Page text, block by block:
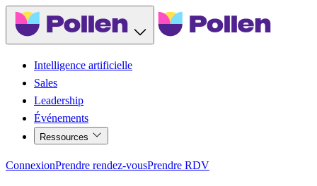
Intelligence artificielle
Sales
Leadership
Événements
Ressources
ConnexionPrendre rendez-vousPrendre RDV